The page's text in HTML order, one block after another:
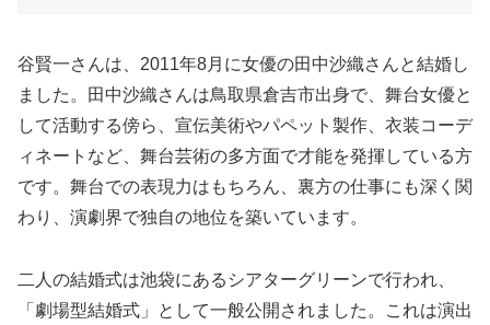
谷賢一さんは、2011年8月に女優の田中沙織さんと結婚し
ました。田中沙織さんは鳥取県倉吉市出身で、舞台女優と
して活動する傍ら、宣伝美術やパペット製作、衣装コーデ
ィネートなど、舞台芸術の多方面で才能を発揮している方
です。舞台での表現力はもちろん、裏方の仕事にも深く関
わり、演劇界で独自の地位を築いています。
二人の結婚式は池袋にあるシアターグリーンで行われ、
「劇場型結婚式」として一般公開されました。これは演出